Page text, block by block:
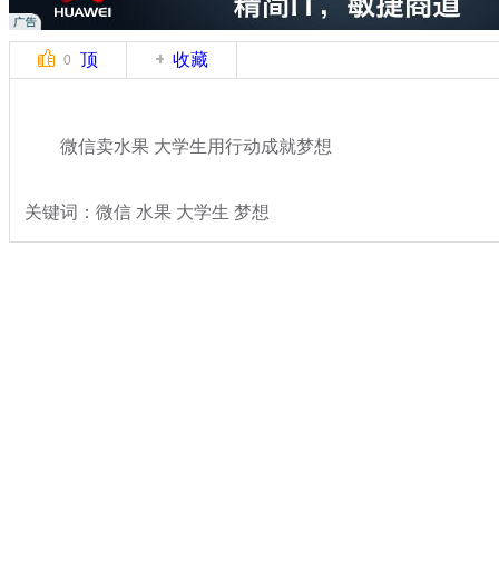
0 顶 收藏
微信卖水果 大学生用行动成就梦想
关键词：微信 水果 大学生 梦想